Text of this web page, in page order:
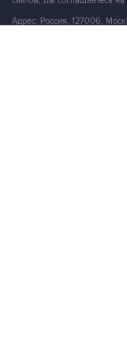
Адрес: Россия, 127006,